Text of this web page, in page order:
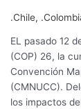
.Chile,
EL pasado 12
(COP) 26, la
Convención
(CMNUCC).
los impactos